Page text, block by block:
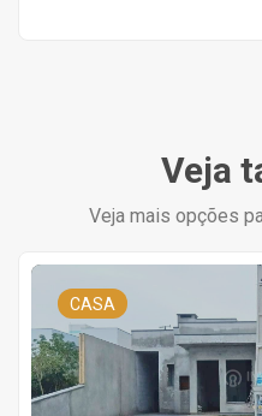
Veja
Veja mais opções
CASA